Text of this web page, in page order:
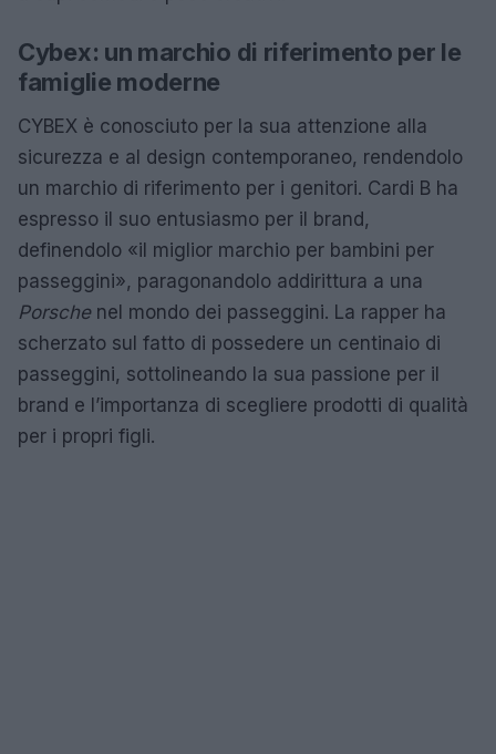
Cybex: un marchio di riferimento per le
famiglie moderne
CYBEX è conosciuto per la sua attenzione alla
sicurezza e al design contemporaneo, rendendolo
un marchio di riferimento per i genitori. Cardi B ha
espresso il suo entusiasmo per il brand,
definendolo «il miglior marchio per bambini per
passeggini», paragonandolo addirittura a una
Porschenel mondo dei passeggini. La rapper ha
scherzato sul fatto di possedere un centinaio di
passeggini, sottolineando la sua passione per il
brand e l’importanza di scegliere prodotti di qualità
per i propri figli.